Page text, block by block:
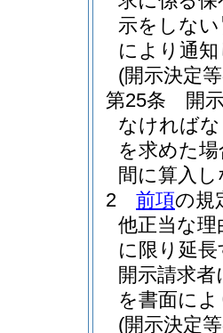
示をしな
により通
(開示決定
第25条
開
なければ
を求めた
間に算入
2
前項の規
他正当な
に限り延
開示請求
を書面に
(開示決定